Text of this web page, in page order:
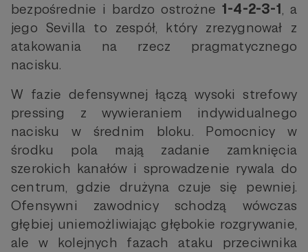
bezpośrednie i bardzo ostrożne 1-4-2-3-1, a
jego Sevilla to zespół, który zrezygnował z
atakowania na rzecz pragmatycznego
nacisku.
W fazie defensywnej łączą wysoki strefowy
pressing z wywieraniem indywidualnego
nacisku w średnim bloku. Pomocnicy w
środku pola mają zadanie zamknięcia
szerokich kanałów i sprowadzenie rywala do
centrum, gdzie drużyna czuje się pewniej.
Ofensywni zawodnicy schodzą wówczas
głębiej uniemożliwiając głębokie rozgrywanie,
ale w kolejnych fazach ataku przeciwnika